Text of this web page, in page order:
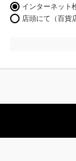
インターネット
店頭にて（百貨